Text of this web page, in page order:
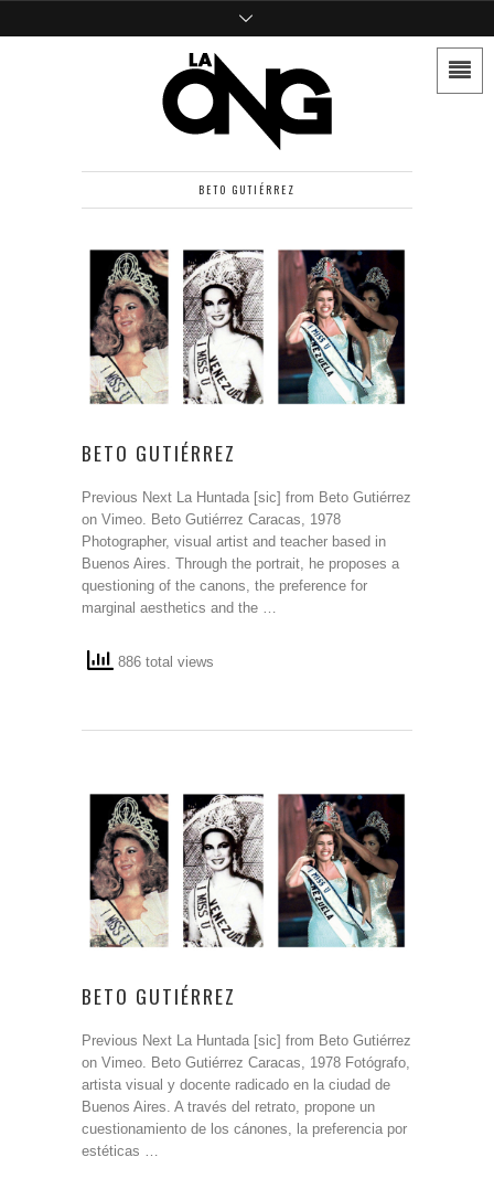
BETO GUTIÉRREZ
BETO GUTIÉRREZ
Previous Next La Huntada [sic] from Beto Gutiérrez
on Vimeo. Beto Gutiérrez Caracas, 1978
Photographer, visual artist and teacher based in
Buenos Aires. Through the portrait, he proposes a
questioning of the canons, the preference for
marginal aesthetics and the …
886 total views
BETO GUTIÉRREZ
Previous Next La Huntada [sic] from Beto Gutiérrez
on Vimeo. Beto Gutiérrez Caracas, 1978 Fotógrafo,
artista visual y docente radicado en la ciudad de
Buenos Aires. A través del retrato, propone un
cuestionamiento de los cánones, la preferencia por
estéticas …